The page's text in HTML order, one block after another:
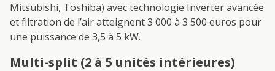
Mitsubishi, Toshiba) avec technologie Inverter avancée
et filtration de l’air atteignent 3 000 à 3 500 euros pour
une puissance de 3,5 à 5 kW.
Multi-split (2 à 5 unités intérieures)